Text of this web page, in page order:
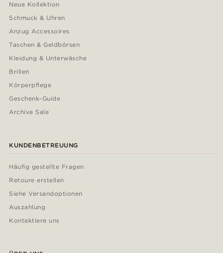
Neue Kollektion
Schmuck & Uhren
Anzug Accessoires
Taschen & Geldbörsen
Kleidung & Unterwäsche
Brillen
Körperpflege
Geschenk-Guide
Archive Sale
KUNDENBETREUUNG
Häufig gestellte Fragen
Retoure erstellen
Siehe Versandoptionen
Auszahlung
Kontaktiere uns